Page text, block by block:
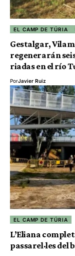
EL CAMP DE TÚRIA
Gestalgar,
regenerarán
riadas en el río
PorJavier Ruiz
EL CAMP DE TÚRIA
L’Eliana
passarel·les del